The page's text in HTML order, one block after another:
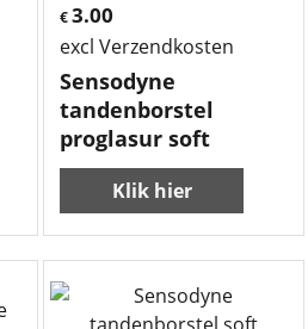
€3.00
excl Verzendkosten
Sensodyne
tandenborstel
proglasur soft
Klik hier